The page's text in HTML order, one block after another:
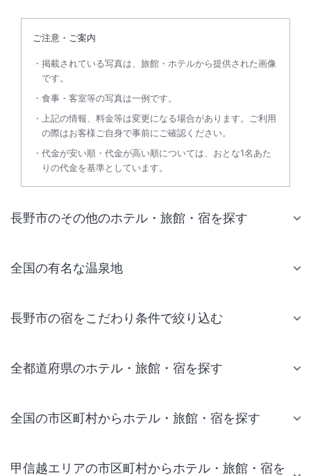
ご注意・ご案内
掲載されている写真は、旅館・ホテルから提供された画像
です。
食事・客室等の写真は一例です。
上記の情報、料金等は変更になる場合があります。ご利用
の際はお客様ご自身で事前にご確認ください。
代金が安い順・代金が高い順については、おとな1名あた
りの代金を基準としています。
長野市のその他のホテル・旅館・宿を探す
全国の有名な温泉地
長野市の宿をこだわり条件で絞り込む
全都道府県のホテル・旅館・宿を探す
全国の市区町村からホテル・旅館・宿を探す
甲信越エリアの市区町村からホテル・旅館・宿を